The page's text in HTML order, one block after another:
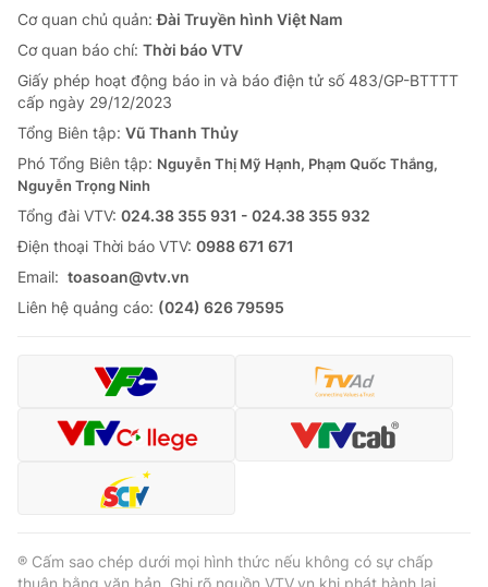
Cơ quan chủ quản:Đài Truyền hình Việt Nam
Cơ quan báo chí: Thời báo VTV
Giấy phép hoạt động báo in và báo điện tử số 483/GP-BTTTT
cấp ngày 29/12/2023
Tổng Biên tập: Vũ Thanh Thủy
Phó Tổng Biên tập: Nguyễn Thị Mỹ Hạnh, Phạm Quốc Thắng,
Nguyễn Trọng Ninh
Tổng đài VTV: 024.38 355 931 - 024.38 355 932
Ðiện thoại Thời báo VTV: 0988 671 671
Email: toasoan@vtv.vn
Liên hệ quảng cáo: (024) 626 79595
® Cấm sao chép dưới mọi hình thức nếu không có sự chấp
thuận bằng văn bản. Ghi rõ nguồn VTV.vn khi phát hành lại